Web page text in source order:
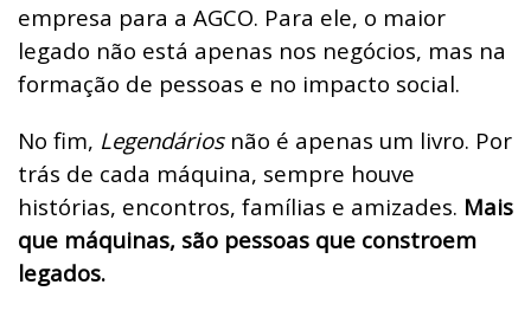
empresa para a AGCO. Para ele, o maior
legado não está apenas nos negócios, mas na
formação de pessoas e no impacto social.
No fim, Legendáriosnão é apenas um livro. Por
trás de cada máquina, sempre houve
histórias, encontros, famílias e amizades. Mais
que máquinas, são pessoas que constroem
legados.